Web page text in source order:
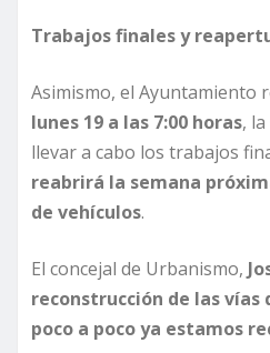
Trabajos finales y
Asimismo, el Ayuntamiento
lunes 19 a las 7:00 horas,
llevar a cabo los trabajos
reabrirá la semana
de vehículos.
El concejal de Urbanismo,
reconstrucción de las
poco a poco ya estamos